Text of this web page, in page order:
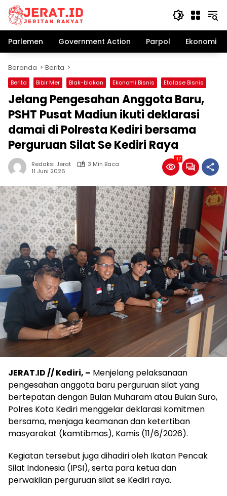
Langsung
konten
Parlemen
Government Action Parpol Ekonomi
Beranda Berita
Berita Bibir Mer Blak-blakan Ekonomi Bisnis Etalase Bisnis
Jelang Pengesahan Anggota Baru,
PSHT Pusat Madiun ikuti deklarasi
damai di Polresta Kediri bersama
Perguruan Silat Se Kediri Raya
Redaksi Jerat
3 Min Baca
11 Juni 2026
117
JERAT.ID // Kediri, – Menjelang pelaksanaan
pengesahan anggota baru perguruan silat yang
bertepatan dengan Bulan Muharam atau Bulan Suro,
Polres Kota Kediri menggelar deklarasi komitmen
bersama, menjaga keamanan dan ketertiban
masyarakat (kamtibmas), Kamis (11/6/2026).
Kegiatan tersebut juga dihadiri oleh Ikatan Pencak
Silat Indonesia (IPSI), serta para ketua dan
perwakilan perguruan silat se Kediri raya.